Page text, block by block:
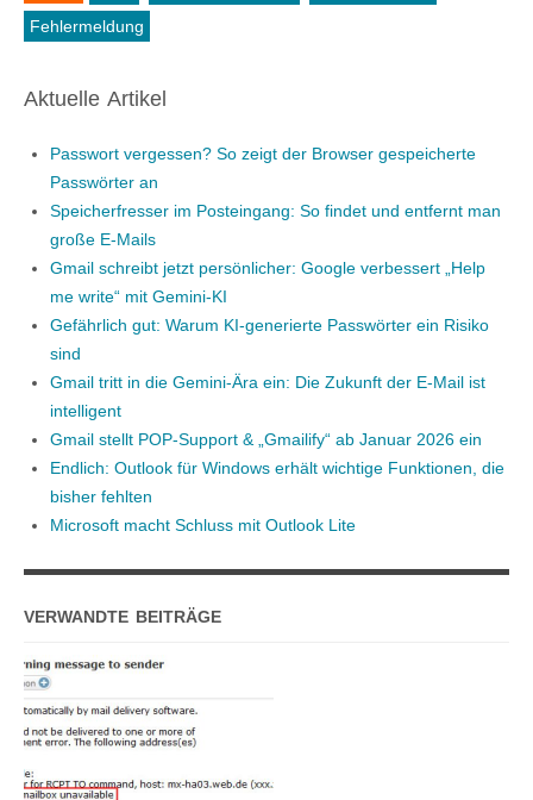
Fehlermeldung
Aktuelle Artikel
Passwort vergessen? So zeigt der Browser gespeicherte
Passwörter an
Speicherfresser im Posteingang: So findet und entfernt man
große E-Mails
Gmail schreibt jetzt persönlicher: Google verbessert „Help
me write“ mit Gemini-KI
Gefährlich gut: Warum KI-generierte Passwörter ein Risiko
sind
Gmail tritt in die Gemini-Ära ein: Die Zukunft der E-Mail ist
intelligent
Gmail stellt POP-Support & „Gmailify“ ab Januar 2026 ein
Endlich: Outlook für Windows erhält wichtige Funktionen, die
bisher fehlten
Microsoft macht Schluss mit Outlook Lite
VERWANDTE BEITRÄGE